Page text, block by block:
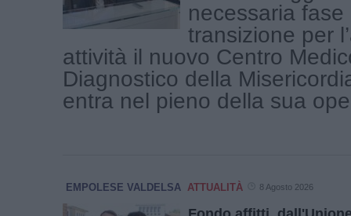
necessaria fase
transizione per
attività il nuovo Centro
Diagnostico della
entra nel pieno della sua
EMPOLESE VALDELSA ATTUALITÀ 8 Agosto 2026